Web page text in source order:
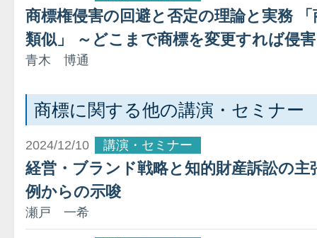
商標権侵害の回避と否定の理論と実務
類似」 ～どこまで商標を変更すれば侵
青木 博通
商標に関する他の講演・セミナー
2024/12/10 講演・セミナー
経営・ブランド戦略と知的財産訴訟の
例からの示唆
瀬戸 一希